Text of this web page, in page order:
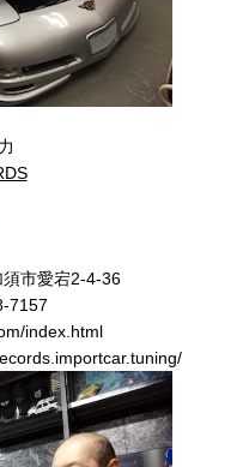
市愛宕2-4-36
7157
index.html